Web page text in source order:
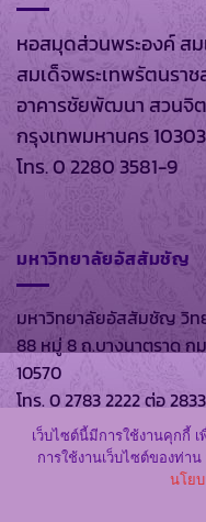
หอสมุดส่วนพระองค์ สม
สมเด็จพระเทพรัตนรา
อาคารชัยพัฒนา สวนจิ
กรุงเทพมหานคร 10303
โทร. 0 2280 3581-9
มหาวิทยาลัยอัสสัมชัญ
มหาวิทยาลัยอัสสัมชัญ วิท
88 หมู่ 8 ถ.บางนาตราด ก
10570
โทร. 0 2783 2222 ต่อ 2833
สงวนลิขสิทธิ์ พ.ศ.
เว็บไซต์นี้มีการใช้งานคุกกี้
การใช้งานเว็บไซต์ของท่า
นโย